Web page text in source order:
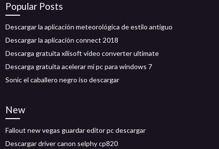
Popular Posts
Descargar la aplicación meteorológica de estilo antiguo
Descargar la aplicación connect 2018
Descarga gratuita xilisoft video converter ultimate
Descarga gratuita acelerar mi pc para windows 7
Sonic el caballero negro iso descargar
New
Fallout new vegas guardar editor pc descargar
Descargar driver canon selphy cp820